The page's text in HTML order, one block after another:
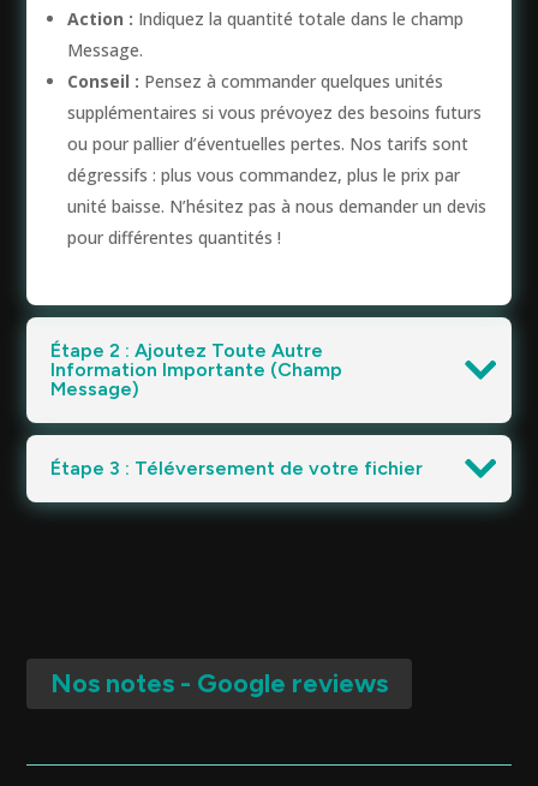
Action : Indiquez la quantité totale dans le champ
Message.
Conseil : Pensez à commander quelques unités
supplémentaires si vous prévoyez des besoins futurs
ou pour pallier d’éventuelles pertes. Nos tarifs sont
dégressifs : plus vous commandez, plus le prix par
unité baisse. N’hésitez pas à nous demander un devis
pour différentes quantités !
Étape 2 : Ajoutez Toute Autre
Information Importante (Champ
Message)
Étape 3 : Téléversement de votre fichier
Nos notes - Google reviews